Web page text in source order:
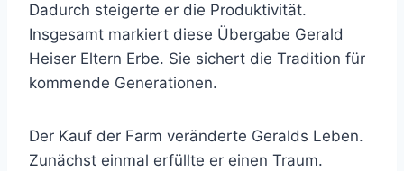
Dadurch steigerte er die Produktivität.
Insgesamt markiert diese Übergabe Gerald
Heiser Eltern Erbe. Sie sichert die Tradition für
kommende Generationen.
Der Kauf der Farm veränderte Geralds Leben.
Zunächst einmal erfüllte er einen Traum.